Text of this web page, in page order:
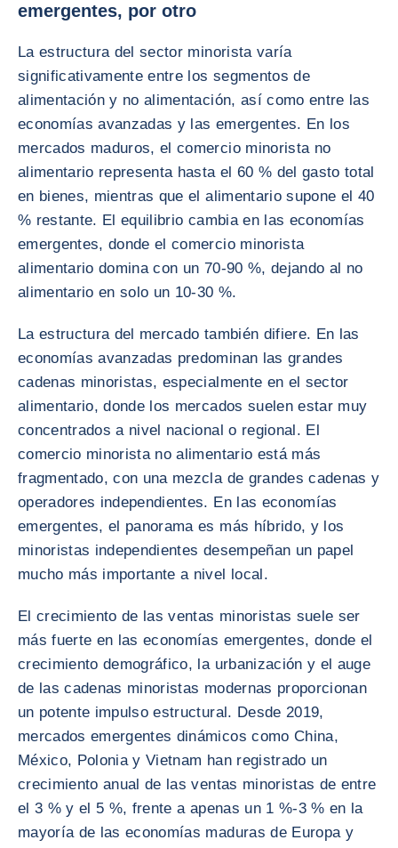
emergentes, por otro
La estructura del sector minorista varía
significativamente entre los segmentos de
alimentación y no alimentación, así como entre las
economías avanzadas y las emergentes. En los
mercados maduros, el comercio minorista no
alimentario representa hasta el 60 % del gasto total
en bienes, mientras que el alimentario supone el 40
% restante. El equilibrio cambia en las economías
emergentes, donde el comercio minorista
alimentario domina con un 70-90 %, dejando al no
alimentario en solo un 10-30 %.
La estructura del mercado también difiere. En las
economías avanzadas predominan las grandes
cadenas minoristas, especialmente en el sector
alimentario, donde los mercados suelen estar muy
concentrados a nivel nacional o regional. El
comercio minorista no alimentario está más
fragmentado, con una mezcla de grandes cadenas y
operadores independientes. En las economías
emergentes, el panorama es más híbrido, y los
minoristas independientes desempeñan un papel
mucho más importante a nivel local.
El crecimiento de las ventas minoristas suele ser
más fuerte en las economías emergentes, donde el
crecimiento demográfico, la urbanización y el auge
de las cadenas minoristas modernas proporcionan
un potente impulso estructural. Desde 2019,
mercados emergentes dinámicos como China,
México, Polonia y Vietnam han registrado un
crecimiento anual de las ventas minoristas de entre
el 3 % y el 5 %, frente a apenas un 1 %-3 % en la
mayoría de las economías maduras de Europa y